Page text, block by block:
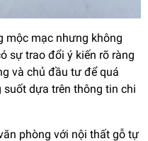
mộc mạc nhưng không
sự trao đổi ý kiến rõ ràng
và chủ đầu tư để quá
dựa trên thông tin chi
phòng với nội thất gỗ tự